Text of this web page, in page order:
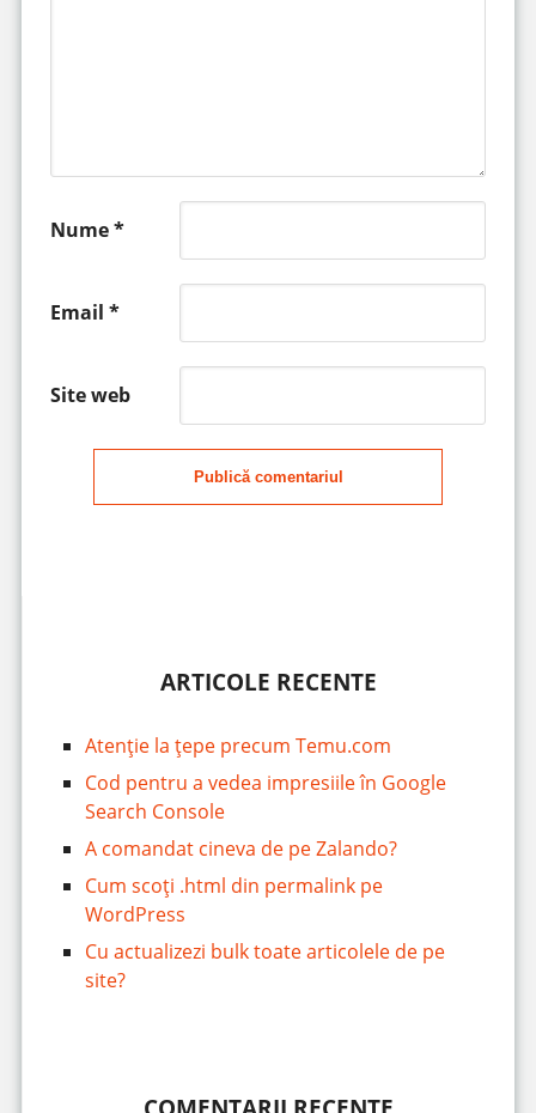
Nume*
Email *
Site web
Publică comentariul
ARTICOLE RECENTE
Atenție la țepe precum Temu.com
Cod pentru a vedea impresiile în Google
Search Console
A comandat cineva de pe Zalando?
Cum scoți .html din permalink pe
WordPress
Cu actualizezi bulk toate articolele de pe
site?